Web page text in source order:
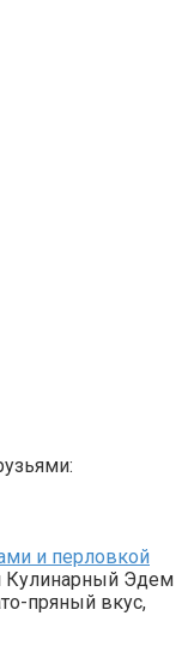
и перловкой
Кулинарный Эдем
пряный вкус,